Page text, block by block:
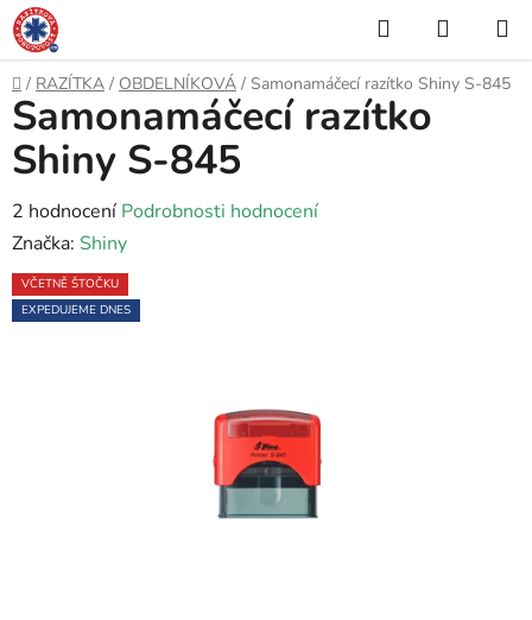
Přejít
na
obsah
Hledat
KOŠÍK
Domů
/ RAZÍTKA / OBDELNÍKOVÁ / Samonamáčecí razítko Shiny S-845
Samonamáčecí razítko
Shiny S-845
Průměrné
hodnocení
produktu
je
2 hodnocení Podrobnosti hodnocení
Značka: Shiny
VČETNĚ ŠTOČKU
EXPEDUJEME DNES